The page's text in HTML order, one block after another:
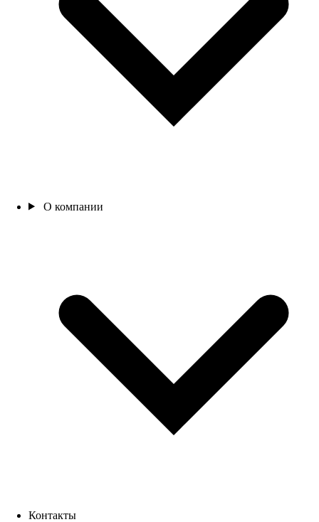
О компании
Контакты